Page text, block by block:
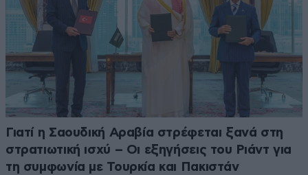
Γιατί η Σαουδική Αραβία στρέφεται ξανά στη
στρατιωτική ισχύ – Οι εξηγήσεις του Ριάντ για
τη συμφωνία με Τουρκία και Πακιστάν